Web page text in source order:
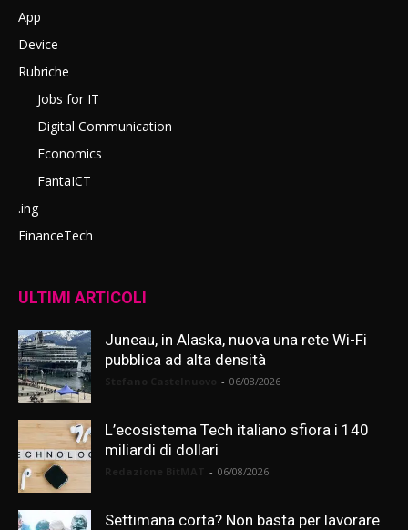
App
Device
Rubriche
Jobs for IT
Digital Communication
Economics
FantaICT
.ing
FinanceTech
ULTIMI ARTICOLI
Juneau, in Alaska, nuova una rete Wi-Fi
pubblica ad alta densità
- 06/08/2026
L’ecosistema Tech italiano sfiora i 140
miliardi di dollari
- 06/08/2026
Settimana corta? Non basta per lavorare